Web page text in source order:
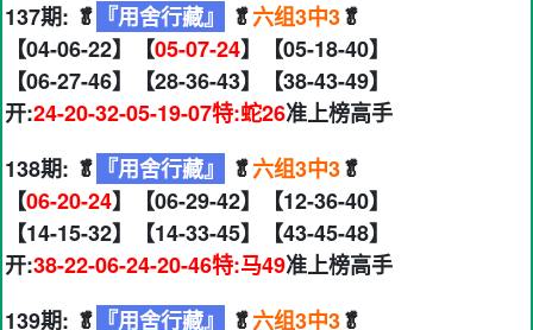
137期: 🥬 『用舍行藏』 🥬六组3中3🥬
【04-06-22】【05-07-24】【05-18-40】
【06-27-46】【28-36-43】【38-43-49】
开:24-20-32-05-19-07特:蛇26准上榜高手
138期: 🥬 『用舍行藏』 🥬六组3中3🥬
【06-20-24】【06-29-42】【12-36-40】
【14-15-32】【14-33-45】【43-45-48】
开:38-22-06-24-20-46特:马49准上榜高手
139期: 🥬 『用舍行藏』 🥬六组3中3🥬